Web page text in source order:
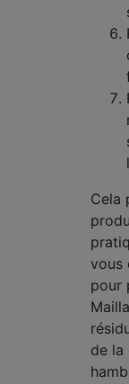
Cela
vous
pour
de la